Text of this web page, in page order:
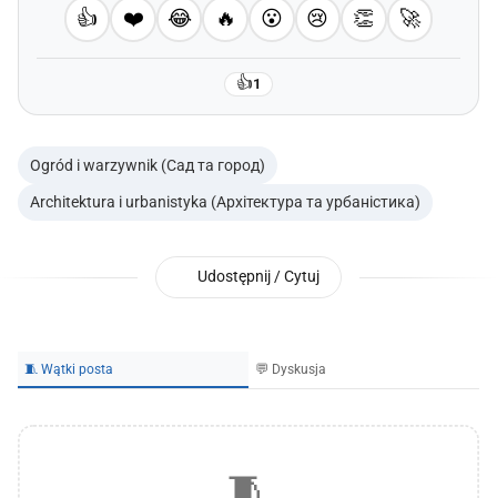
👍 ❤️ 😂 🔥 😮 😢 👏 🚀
👍1
Ogród i warzywnik (Сад та город)
Architektura i urbanistyka (Архітектура та урбаністика)
Udostępnij / Cytuj
🧵 Wątki posta 💬 Dyskusja